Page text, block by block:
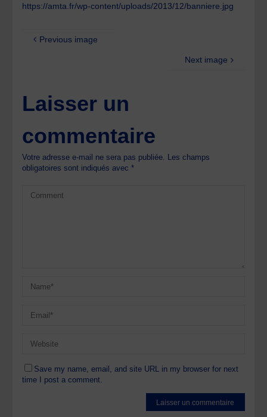
https://amta.fr/wp-content/uploads/2013/12/banniere.jpg
Previous image
Next image
Laisser un
commentaire
Votre adresse e-mail ne sera pas publiée. Les champs
obligatoires sont indiqués avec*
Save my name, email, and site URL in my browser for next
time I post a comment.